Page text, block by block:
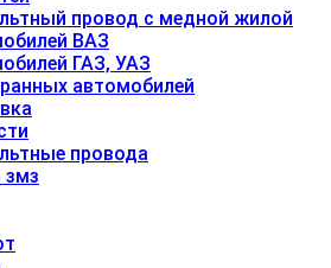
провод с медной жилой
ВАЗ
ГАЗ, УАЗ
автомобилей
провода
змз